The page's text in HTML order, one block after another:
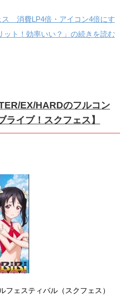
ス 消費LP4倍・アイコン4倍にす
ット！効率いい？」の続きを読む
EX/HARDのフルコン
イブ！スクフェス】
フェスティバル（スクフェス）